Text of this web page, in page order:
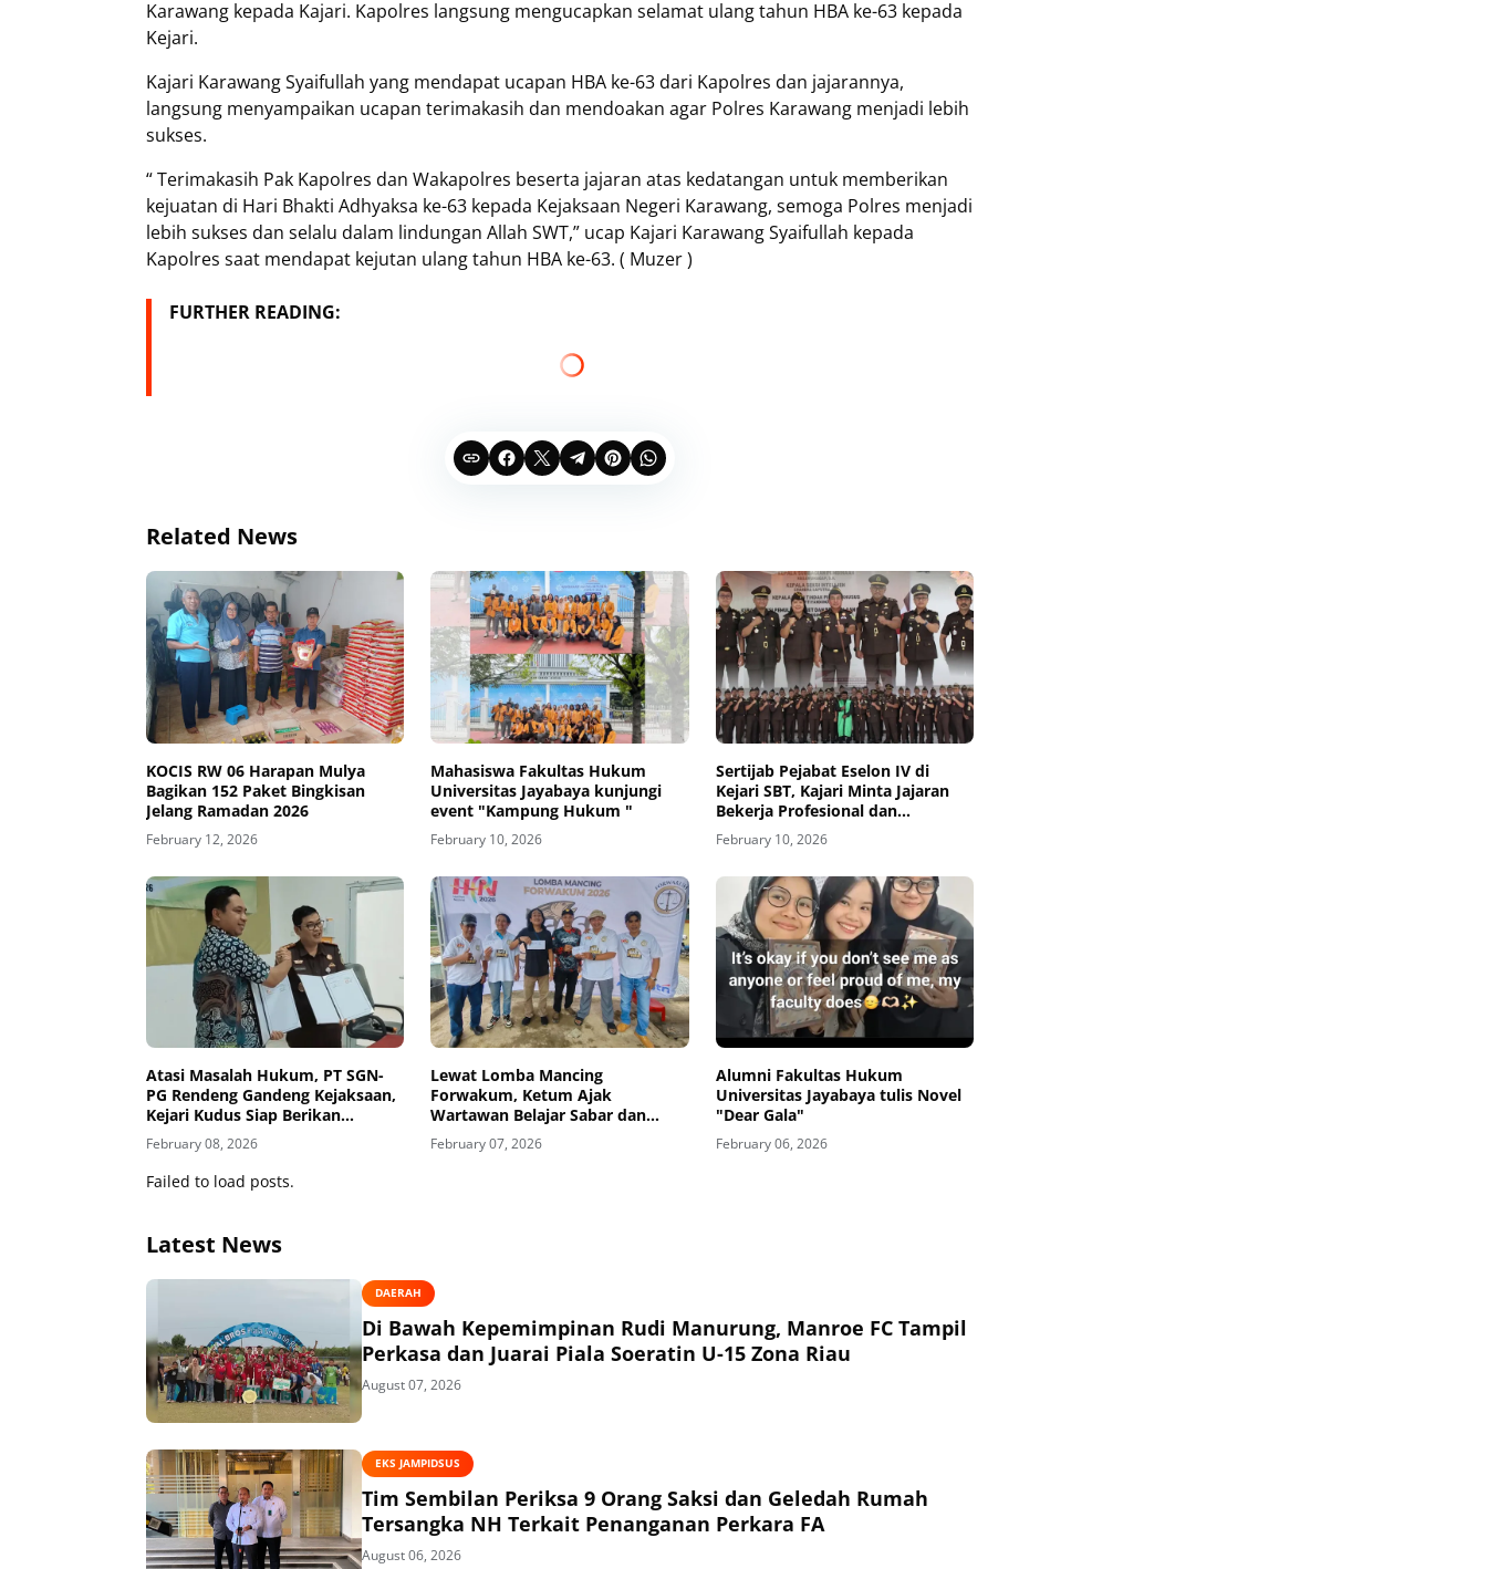
Karawang kepada Kajari. Kapolres langsung mengucapkan selamat ulang tahun HBA ke-63 kepada
Kejari.
Kajari Karawang Syaifullah yang mendapat ucapan HBA ke-63 dari Kapolres dan jajarannya,
langsung menyampaikan ucapan terimakasih dan mendoakan agar Polres Karawang menjadi lebih
sukses.
“ Terimakasih Pak Kapolres dan Wakapolres beserta jajaran atas kedatangan untuk memberikan
kejuatan di Hari Bhakti Adhyaksa ke-63 kepada Kejaksaan Negeri Karawang, semoga Polres menjadi
lebih sukses dan selalu dalam lindungan Allah SWT,” ucap Kajari Karawang Syaifullah kepada
Kapolres saat mendapat kejutan ulang tahun HBA ke-63. ( Muzer )
FURTHER READING:
Related News
KOCIS RW 06 Harapan Mulya
Bagikan 152 Paket Bingkisan
Jelang Ramadan 2026
February 12, 2026
Mahasiswa Fakultas Hukum
Universitas Jayabaya kunjungi
event "Kampung Hukum "
February 10, 2026
Sertijab Pejabat Eselon IV di
Kejari SBT, Kajari Minta Jajaran
Bekerja Profesional dan
Berintegritas
February 10, 2026
Atasi Masalah Hukum, PT SGN-
PG Rendeng Gandeng Kejaksaan,
Kejari Kudus Siap Berikan
Pendampingan Hukum Bidang
Datun
February 08, 2026
Lewat Lomba Mancing
Forwakum, Ketum Ajak
Wartawan Belajar Sabar dan
Fokus, Zamzam Siregar: Mancing
Ajarkan Kesabaran dan Soliditas
February 07, 2026
Alumni Fakultas Hukum
Universitas Jayabaya tulis Novel
"Dear Gala"
February 06, 2026
Failed to load posts.
Latest News
DAERAH
Di Bawah Kepemimpinan Rudi Manurung, Manroe FC Tampil
Perkasa dan Juarai Piala Soeratin U-15 Zona Riau
August 07, 2026
EKS JAMPIDSUS
Tim Sembilan Periksa 9 Orang Saksi dan Geledah Rumah
Tersangka NH Terkait Penanganan Perkara FA
August 06, 2026